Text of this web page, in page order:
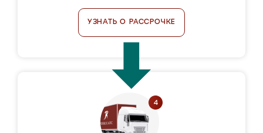
УЗНАТЬ О РАССРОЧКЕ